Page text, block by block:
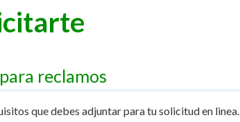
reclamos
que debes adjuntar para tu solicitud en linea.